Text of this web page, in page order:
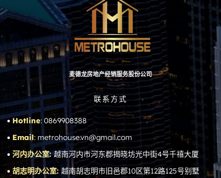
麦德龙房地产经销服务股份公司
联系方式
Hotline: 0869908388
Email: metrohouse.vn@gmail.com
河内办公室:越南河内市河东郡揭晓坊光中街4号千禧大厦
胡志明办公室: 越南胡志明市旧邑郡10区第12路125号别墅